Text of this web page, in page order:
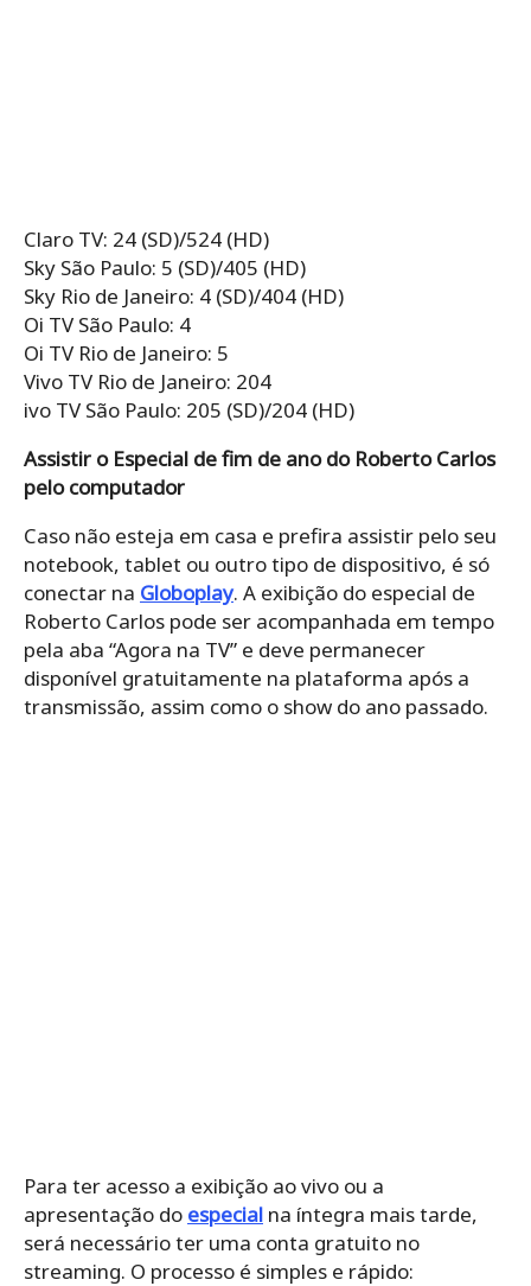
Claro TV: 24 (SD)/524 (HD)
Sky São Paulo: 5 (SD)/405 (HD)
Sky Rio de Janeiro: 4 (SD)/404 (HD)
Oi TV São Paulo: 4
Oi TV Rio de Janeiro: 5
Vivo TV Rio de Janeiro: 204
ivo TV São Paulo: 205 (SD)/204 (HD)
Assistir o Especial de fim de ano do Roberto Carlos
pelo computador
Caso não esteja em casa e prefira assistir pelo seu
notebook, tablet ou outro tipo de dispositivo, é só
conectar na Globoplay. A exibição do especial de
Roberto Carlos pode ser acompanhada em tempo
pela aba “Agora na TV” e deve permanecer
disponível gratuitamente na plataforma após a
transmissão, assim como o show do ano passado.
Para ter acesso a exibição ao vivo ou a
apresentação do especial na íntegra mais tarde,
será necessário ter uma conta gratuito no
streaming. O processo é simples e rápido: